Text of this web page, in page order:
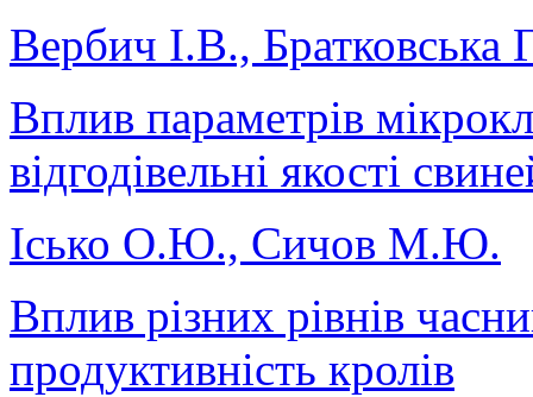
Вербич І.В., Братковська
Вплив параметрів
відгодівельні якості
Ісько О.Ю., Сичов М.Ю.
Вплив різних рівнів
продуктивність кролів